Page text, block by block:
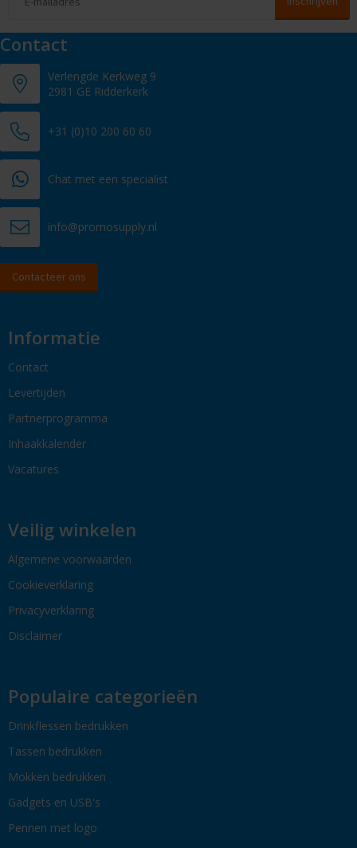
Contact
Verlengde Kerkweg 9
2981 GE Ridderkerk
+31 (0)10 200 60 60
Chat met een specialist
info@promosupply.nl
Contacteer ons
Informatie
Contact
Levertijden
Partnerprogramma
Inhaakkalender
Vacatures
Veilig winkelen
Algemene voorwaarden
Cookieverklaring
Privacyverklaring
Disclaimer
Populaire categorieën
Drinkflessen bedrukken
Tassen bedrukken
Mokken bedrukken
Gadgets en USB's
Pennen met logo